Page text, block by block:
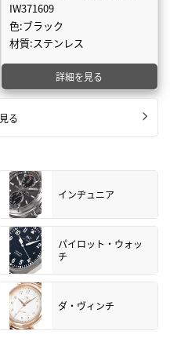
IW371609
色:ブラック
材質:ステンレス
詳細を見る
る
インヂュニア
パイロット・ウォッ
チ
ダ・ヴィンチ